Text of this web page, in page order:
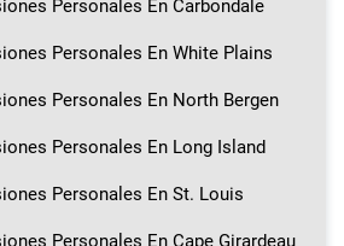
Personales En Carbondale
Personales En White Plains
Personales En North Bergen
Personales En Long Island
Personales En St. Louis